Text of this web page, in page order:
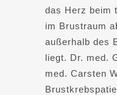
das Herz beim
im Brustraum
außerhalb des
liegt. Dr. med.
med. Carsten